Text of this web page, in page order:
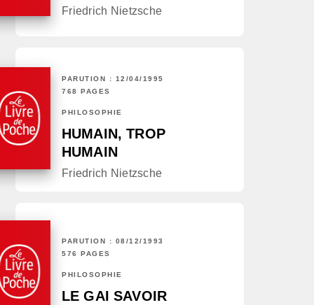
Friedrich Nietzsche
PARUTION : 12/04/1995
768 PAGES
PHILOSOPHIE
HUMAIN, TROP
HUMAIN
Friedrich Nietzsche
PARUTION : 08/12/1993
576 PAGES
PHILOSOPHIE
LE GAI SAVOIR